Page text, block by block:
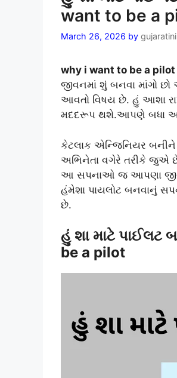
want to be a
March 26, 2026 by
why i want to be a pilot
જીવનમાં શું બનવા માંગો છો
આવતો વિષય છે. હું આશા
મદદરૂપ થશે.આપણે બધા
કેટલાક એન્જિનિયર બનીને
અભિનેતા વગેરે તરીકે જુએ
આ સપનાઓ જ આપણા
હંમેશા પાયલોટ બનવાનું
છે.
હું શા માટે પાઈલટ
be a pilot